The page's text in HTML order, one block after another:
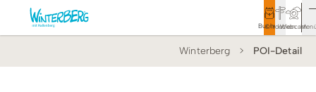
Buchen
Entdecken
Webcam
Rathaus
Winterberg POI-Detail